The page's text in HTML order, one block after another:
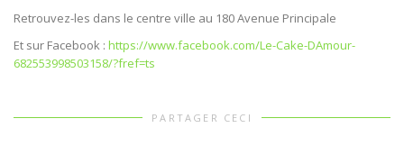
Retrouvez-les dans le centre ville au 180 Avenue Principale
Et sur Facebook : https://www.facebook.com/Le-Cake-DAmour-
682553998503158/?fref=ts
PARTAGER CECI